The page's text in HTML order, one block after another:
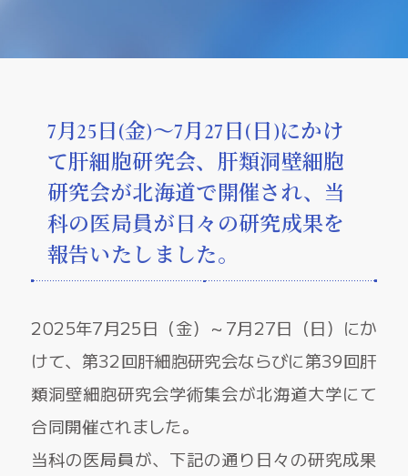
7月25日(金)～7月27日(日)にかけ
て肝細胞研究会、肝類洞壁細胞
研究会が北海道で開催され、当
科の医局員が日々の研究成果を
報告いたしました。
2025年7月25日（金）～7月27日（日）にか
けて、第32回肝細胞研究会ならびに第39回肝
類洞壁細胞研究会学術集会が北海道大学にて
合同開催されました。
当科の医局員が、下記の通り日々の研究成果